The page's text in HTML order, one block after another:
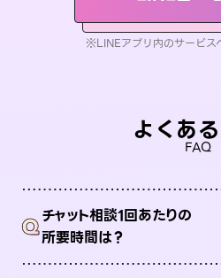
※LINEアプリ内のサービス
よくあFAQ
Qチャット相談1回あたりの
所要時間は？